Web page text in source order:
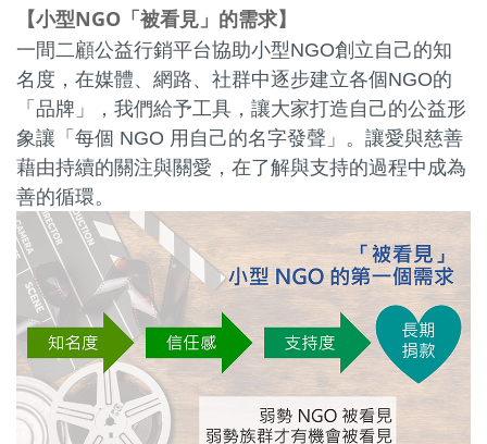
【小型NGO「被看見」的需求】
一間二顧公益行銷平台協助小型NGO創立自己的知
名度，在媒體、網路、社群中逐步建立各個NGO的
「品牌」，我們給予工具，讓大家打造自己的公益形
象讓「每個 NGO 用自己的名字發聲」。讓愛與慈善
藉由持續的關注與關愛，在了解與支持的過程中成為
善的循環。